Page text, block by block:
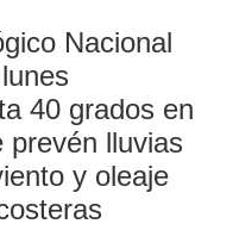
Nacional
40 grados en
prevén lluvias
y oleaje